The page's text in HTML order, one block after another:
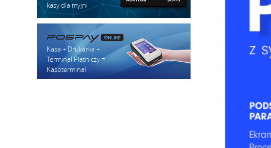
kasy dla myjni
Kasa + Drukarka +
Terminal Płatniczy =
Kasoterminal